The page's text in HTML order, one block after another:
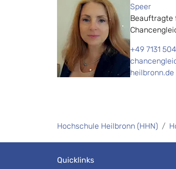
Speer
Beauftragte
+49 7131
heilbronn.de
Hochschule Heilbronn (HHN)
Quicklinks